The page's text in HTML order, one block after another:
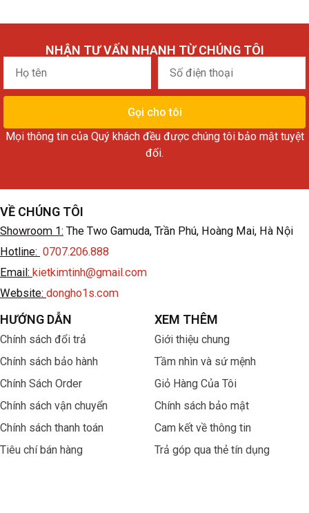
NHẬN TƯ VẤN NHANH TỪ CHÚNG TÔI
Họ
tên
điện
thoại
Gọi cho tôi
Mọi thông tin của Quý khách đều được chúng tôi bảo mật tuyệt
đối.
VỀ CHÚNG TÔI
Showroom 1: The Two Gamuda, Trần Phú, Hoàng Mai, Hà Nội
Hotline: 0707.206.888
Email: kietkimtinh@gmail.com
Website: dongho1s.com
HƯỚNG DẪN
Chính sách đổi trả
Chính sách bảo hành
Chính Sách Order
Chính sách vận chuyển
Chính sách thanh toán
Tiêu chí bán hàng
XEM THÊM
Giới thiệu chung
Tầm nhìn và sứ mệnh
Giỏ Hàng Của Tôi
Chính sách bảo mật
Cam kết về thông tin
Trả góp qua thẻ tín dụng